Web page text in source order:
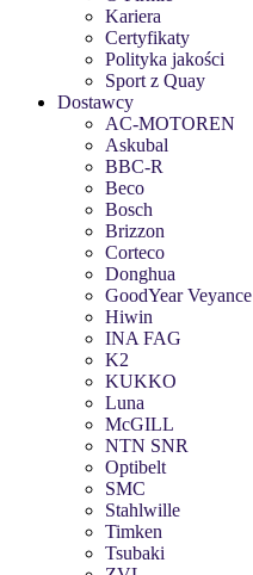
Kariera
Certyfikaty
Polityka jakości
Sport z Quay
Dostawcy
AC-MOTOREN
Askubal
BBC-R
Beco
Bosch
Brizzon
Corteco
Donghua
GoodYear Veyance
Hiwin
INA FAG
K2
KUKKO
Luna
McGILL
NTN SNR
Optibelt
SMC
Stahlwille
Timken
Tsubaki